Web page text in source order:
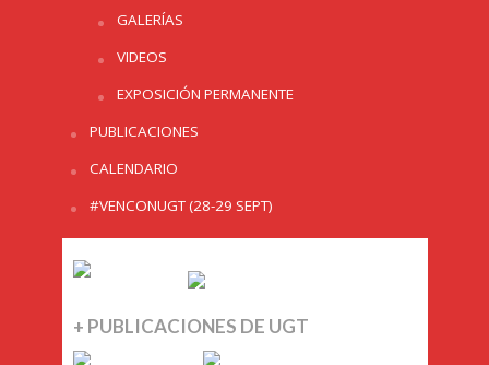
GALERÍAS
VIDEOS
EXPOSICIÓN PERMANENTE
PUBLICACIONES
CALENDARIO
#VENCONUGT (28-29 SEPT)
+ PUBLICACIONES DE UGT